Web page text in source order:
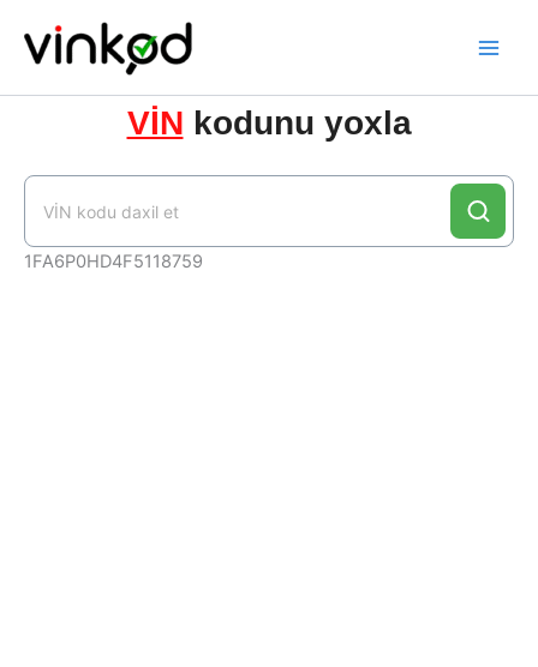
content
VİN kodunu yoxla
1FA6P0HD4F5118759